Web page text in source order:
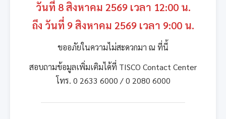
วันที่ 8 สิงหาคม 2569 เวลา 12:00 น.
ถึง วันที่ 9 สิงหาคม 2569 เวลา 9:00 น.
ขออภัยในความไม่สะดวกมา ณ ที่นี้
สอบถามข้อมูลเพิ่มเติมได้ที่ TISCO Contact Center
โทร. 0 2633 6000 / 0 2080 6000